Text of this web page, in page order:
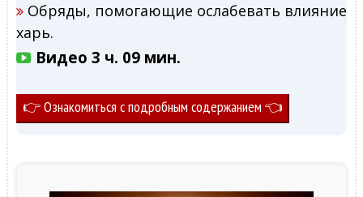
Обряды, помогающие ослабевать влияние
харь.
Видео 3 ч. 09 мин.
👉 Ознакомиться с подробным содержанием 👈